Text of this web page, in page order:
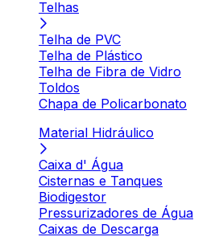
Telhas
Telha de PVC
Telha de Plástico
Telha de Fibra de Vidro
Toldos
Chapa de Policarbonato
Material Hidráulico
Caixa d' Água
Cisternas e Tanques
Biodigestor
Pressurizadores de Água
Caixas de Descarga